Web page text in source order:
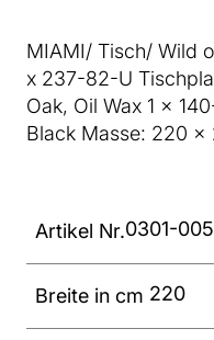
MIAMI/ Tisch/ Wild
x 237-82-U
Oak, Oil Wax 1 x
Black Masse: 220
Artikel Nr.0301-
Breite in cm 220